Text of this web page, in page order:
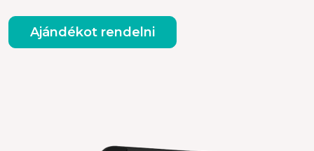
Ajándékot rendelni